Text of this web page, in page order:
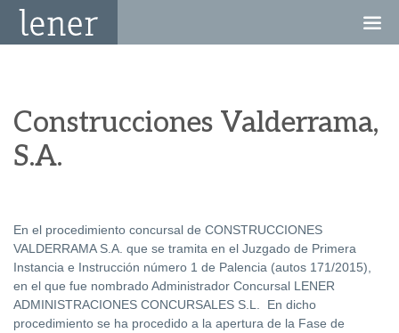
Construcciones Valderrama,
S.A.
En el procedimiento concursal de CONSTRUCCIONES
VALDERRAMA S.A. que se tramita en el Juzgado de Primera
Instancia e Instrucción número 1 de Palencia (autos 171/2015),
en el que fue nombrado Administrador Concursal LENER
ADMINISTRACIONES CONCURSALES S.L. En dicho
procedimiento se ha procedido a la apertura de la Fase de